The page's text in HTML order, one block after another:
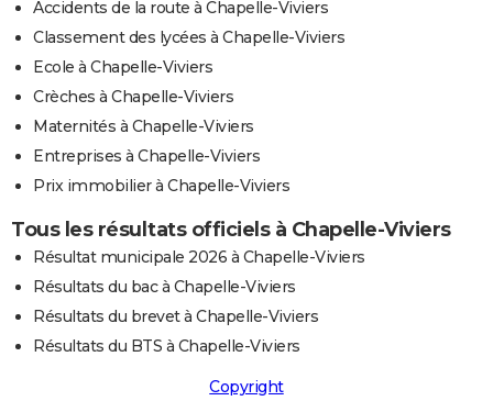
Accidents de la route à Chapelle-Viviers
Classement des lycées à Chapelle-Viviers
Ecole à Chapelle-Viviers
Crèches à Chapelle-Viviers
Maternités à Chapelle-Viviers
Entreprises à Chapelle-Viviers
Prix immobilier à Chapelle-Viviers
Tous les résultats officiels à Chapelle-Viviers
Résultat municipale 2026 à Chapelle-Viviers
Résultats du bac à Chapelle-Viviers
Résultats du brevet à Chapelle-Viviers
Résultats du BTS à Chapelle-Viviers
Copyright